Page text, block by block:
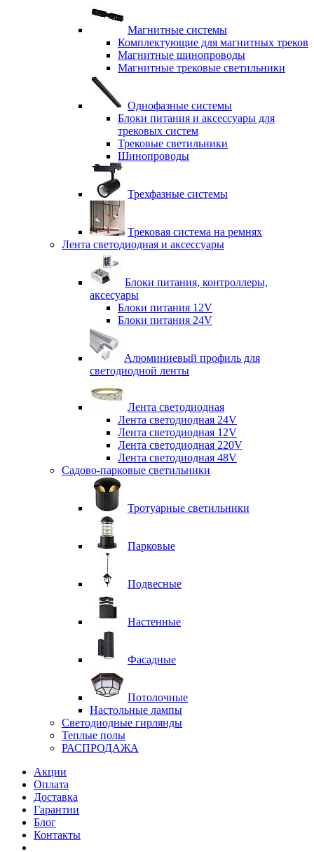
Магнитные системы
Комплектующие для магнитных треков
Магнитные шинопроводы
Магнитные трековые светильники
Однофазные системы
Блоки питания и аксессуары для
трековых систем
Трековые светильники
Шинопроводы
Трехфазные системы
Трековая система на ремнях
Лента светодиодная и аксессуары
Блоки питания, контроллеры,
аксесуары
Блоки питания 12V
Блоки питания 24V
Алюминиевый профиль для
светодиодной ленты
Лента светодиодная
Лента светодиодная 24V
Лента светодиодная 12V
Лента светодиодная 220V
Лента светодиодная 48V
Садово-парковые светильники
Тротуарные светильники
Парковые
Подвесные
Настенные
Фасадные
Потолочные
Настольные лампы
Светодиодные гирлянды
Теплые полы
РАСПРОДАЖА
Акции
Оплата
Доставка
Гарантии
Блог
Контакты